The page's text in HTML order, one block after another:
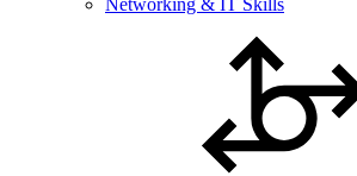
Networking & IT Skills